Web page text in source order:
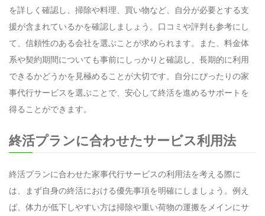
を詳しく確認し、掃除や料理、買い物など、自分が必要とする支
援が含まれているかを確認しましょう。口コミや評判も参考にし
て、信頼性のある会社を選ぶことが求められます。また、料金体
系や契約期間についても事前にしっかりと確認し、長期的に利用
できるかどうかを見極めることが大切です。自分にぴったりの家
事代行サービスを選ぶことで、安心して終活を進めるサポートを
得ることができます。
終活プランに合わせたサービス利用法
終活プランに合わせた家事代行サービスの利用法を考える際に
は、まず自身の終活における優先事項を明確にしましょう。例え
ば、体力が低下しやすい方は掃除や重い荷物の運搬をメインにサ